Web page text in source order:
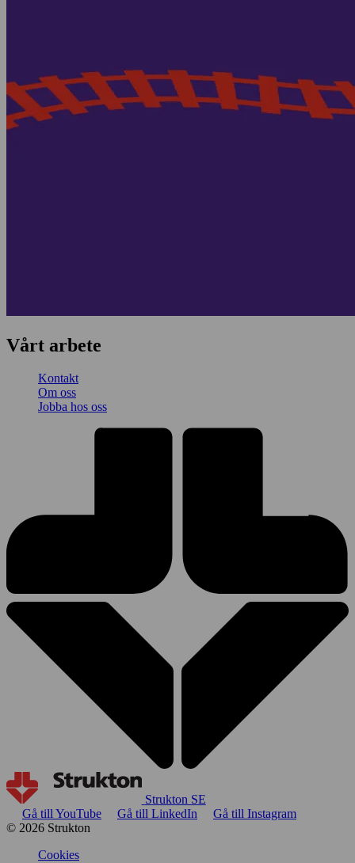
Vårt arbete
Kontakt
Om oss
Jobba hos oss
Strukton SE
Gå till YouTube
Gå till LinkedIn
Gå till Instagram
© 2026 Strukton
Cookies